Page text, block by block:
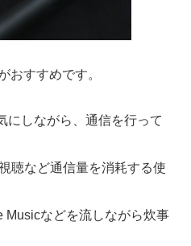
おすすめです。
にしながら、通信を行って
聴など通信量を消耗する使
Musicなどを流しながら炊事